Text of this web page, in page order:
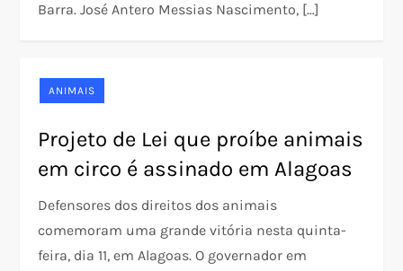
Barra. José Antero Messias Nascimento, […]
ANIMAIS
Projeto de Lei que proíbe animais
em circo é assinado em Alagoas
Defensores dos direitos dos animais
comemoram uma grande vitória nesta quinta-
feira, dia 11, em Alagoas. O governador em